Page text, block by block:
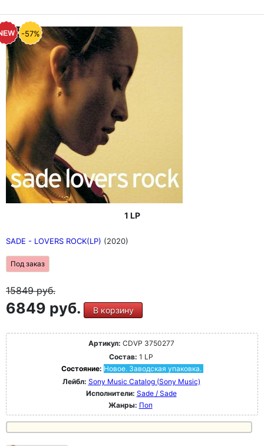
-57%
1 LP
SADE - LOVERS ROCK(LP) (2020)
Под заказ
15849руб.
6849 руб. В корзину
Артикул: CDVP 3750277
Состав: 1 LP
Состояние: Новое. Заводская упаковка.
Лейбл: Sony Music Catalog (Sony Music)
Исполнители: Sade / Sade
Жанры: Поп